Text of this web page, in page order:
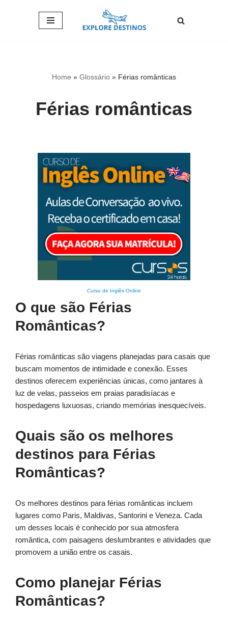
Home » Glossário » Férias românticas
Férias românticas
Curso de Inglês Online
O que são Férias
Românticas?
Férias românticas são viagens planejadas para casais que
buscam momentos de intimidade e conexão. Esses
destinos oferecem experiências únicas, como jantares à
luz de velas, passeios em praias paradisíacas e
hospedagens luxuosas, criando memórias inesquecíveis.
Quais são os melhores
destinos para Férias
Românticas?
Os melhores destinos para férias românticas incluem
lugares como Paris, Maldivas, Santorini e Veneza. Cada
um desses locais é conhecido por sua atmosfera
romântica, com paisagens deslumbrantes e atividades que
promovem a união entre os casais.
Como planejar Férias
Românticas?